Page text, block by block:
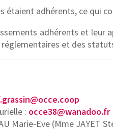
étaient adhérents, ce qui
adhérents et
et des
: occe38@wanadoo.fr
Marie-Eve (Mme JAYET